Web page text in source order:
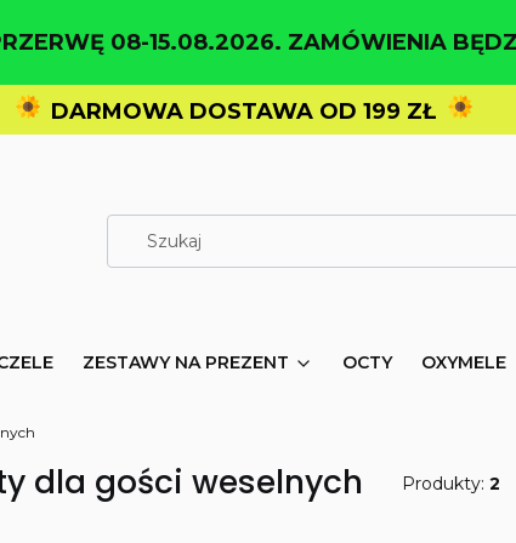
08-15.08.2026. ZAMÓWIENIA
DARMOWA DOSTAWA OD 199 ZŁ
ZESTAWY NA PREZENT OCTY OXYMELE
dla gości weselnych Produkty: 2